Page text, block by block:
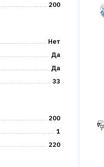
200
Нет
Да
Да
33
200
1
220